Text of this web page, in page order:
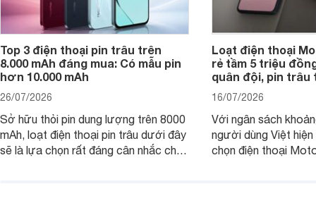
Top 3 điện thoại pin trâu trên
8.000 mAh đáng mua: Có mẫu pin
hơn 10.000 mAh
26/07/2026
Sở hữu thỏi pin dung lượng trên 8000
mAh, loạt điện thoại pin trâu dưới đây
sẽ là lựa chọn rất đáng cân nhắc cho
Loạt điện thoại
rẻ tầm 5 triệu
quân đội, pin trâu
16/07/2026
Với ngân sách
người dùng Việt
chọn điện thoại